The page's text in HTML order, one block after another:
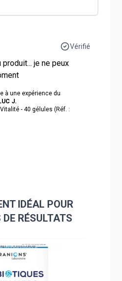
Vérifié
je ne peux
à une expérience du
J.
- 40 gélules (Réf. :
IDÉAL POUR
RÉSULTATS
the elements of the carousel is